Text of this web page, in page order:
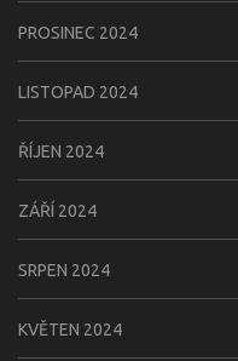
PROSINEC 2024
LISTOPAD 2024
ŘÍJEN 2024
ZÁŘÍ 2024
SRPEN 2024
KVĚTEN 2024